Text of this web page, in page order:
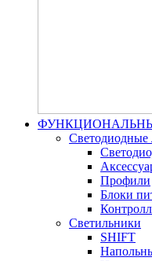
Профили
Блоки
Светильники
SHIFT